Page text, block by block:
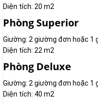
Diện tích: 20 m2
Phòng Superior
Giường: 2 giường đơn hoặc 1
Diện tích: 22 m2
Phòng Deluxe
Giường: 2 giường đơn hoặc 1
Diện tích: 40 m2